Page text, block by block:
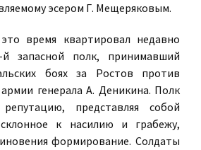
эсером Г. Мещеряковым.
время квартировал недавно
й запасной полк, принимавший
боях за Ростов против
генерала А. Деникина. Полк
представляя собой
склонное к насилию и грабежу,
формирование. Солдаты